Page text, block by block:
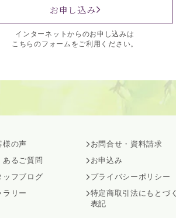
お申し込み
インターネットからのお申し込みは
こちらのフォームをご利用ください。
様の声
あるご質問
ッフブログ
ラリー
お問合せ・資料請求
お申込み
プライバシーポリシー
特定商取引法にもとづく
表記